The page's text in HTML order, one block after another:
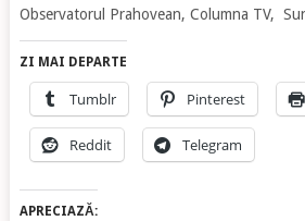
Observatorul Prahovean, Columna TV,
ZI MAI DEPARTE
Tumblr Pinterest
Reddit Telegram
APRECIAZĂ: